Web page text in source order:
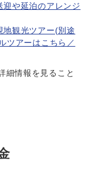
や延泊のアレンジ
地観光ツアー(別途
ツアーはこちら／
細情報を見ること